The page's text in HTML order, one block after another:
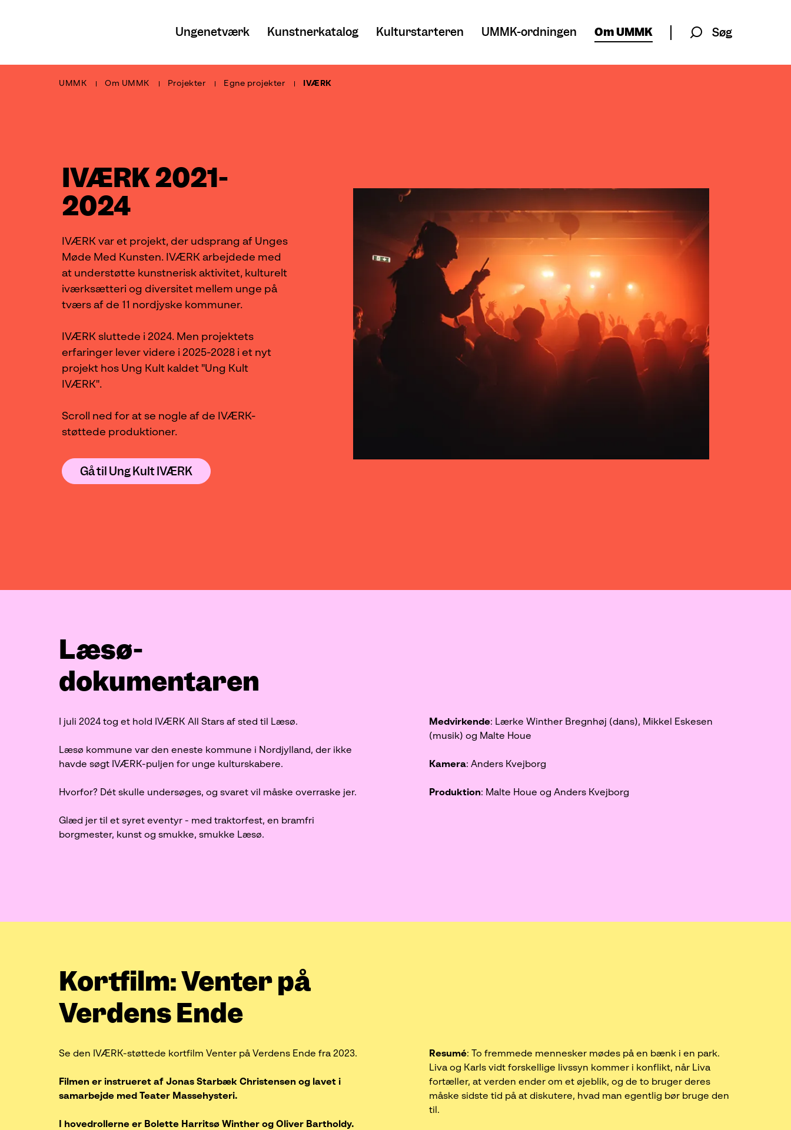
Ungenetværk Kunstnerkatalog Kulturstarteren UMMK-ordningen Om UMMK Søg
UMMK Om UMMK Projekter Egne projekter IVÆRK
IVÆRK 2021-
2024
IVÆRK var et projekt, der udsprang af Unges
Møde Med Kunsten. IVÆRK arbejdede med
at understøtte kunstnerisk aktivitet, kulturelt
iværksætteri og diversitet mellem unge på
tværs af de 11 nordjyske kommuner.
IVÆRK sluttede i 2024. Men projektets
erfaringer lever videre i 2025-2028 i et nyt
projekt hos Ung Kult kaldet "Ung Kult
IVÆRK".
Scroll ned for at se nogle af de IVÆRK-
støttede produktioner.
Gå til Ung Kult IVÆRK
Læsø-
dokumentaren
I juli 2024 tog et hold IVÆRK All Stars af sted til Læsø.
Læsø kommune var den eneste kommune i Nordjylland, der ikke
havde søgt IVÆRK-puljen for unge kulturskabere.
Hvorfor? Dét skulle undersøges, og svaret vil måske overraske jer.
Glæd jer til et syret eventyr - med traktorfest, en bramfri
borgmester, kunst og smukke, smukke Læsø.
Medvirkende: Lærke Winther Bregnhøj (dans), Mikkel Eskesen
(musik) og Malte Houe
Kamera: Anders Kvejborg
Produktion: Malte Houe og Anders Kvejborg
Kortfilm: Venter på
Verdens Ende
Se den IVÆRK-støttede kortfilm Venter på Verdens Ende fra 2023.
Filmen er instrueret af Jonas Starbæk Christensen og lavet i
samarbejde med Teater Massehysteri.
I hovedrollerne er Bolette Harritsø Winther og Oliver Bartholdy.
Resumé: To fremmede mennesker mødes på en bænk i en park.
Liva og Karls vidt forskellige livssyn kommer i konflikt, når Liva
fortæller, at verden ender om et øjeblik, og de to bruger deres
måske sidste tid på at diskutere, hvad man egentlig bør bruge den
til.